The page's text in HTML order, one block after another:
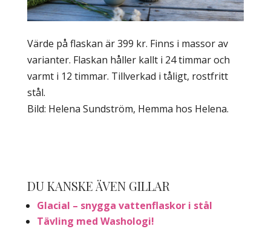
Värde på flaskan är 399 kr. Finns i massor av
varianter. Flaskan håller kallt i 24 timmar och
varmt i 12 timmar. Tillverkad i tåligt, rostfritt
stål.
Bild: Helena Sundström, Hemma hos Helena.
DU KANSKE ÄVEN GILLAR
Glacial – snygga vattenflaskor i stål
Tävling med Washologi!